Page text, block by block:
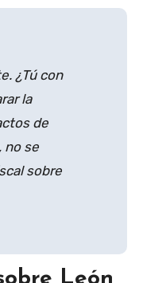
¿Tú con
la
de
no se
sobre